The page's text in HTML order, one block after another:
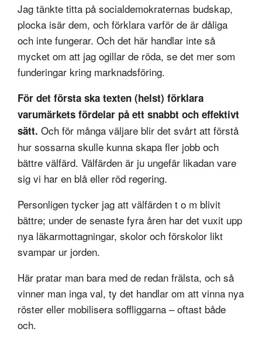
Jag tänkte titta på socialdemokraternas budskap,
plocka isär dem, och förklara varför de är dåliga
och inte fungerar. Och det här handlar inte så
mycket om att jag ogillar de röda, se det mer som
funderingar kring marknadsföring.
För det första ska texten (helst) förklara
varumärkets fördelar på ett snabbt och effektivt
sätt. Och för många väljare blir det svårt att förstå
hur sossarna skulle kunna skapa fler jobb och
bättre välfärd. Välfärden är ju ungefär likadan vare
sig vi har en blå eller röd regering.
Personligen tycker jag att välfärden t o m blivit
bättre; under de senaste fyra åren har det vuxit upp
nya läkarmottagningar, skolor och förskolor likt
svampar ur jorden.
Här pratar man bara med de redan frälsta, och så
vinner man inga val, ty det handlar om att vinna nya
röster eller mobilisera soffliggarna – oftast både
och.